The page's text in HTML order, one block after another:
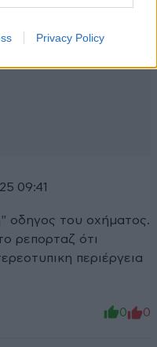
Privacy Policy
09:41
οδηγος του οχήματος.
ρεπορταζ ότι
περιέργεια
0 0